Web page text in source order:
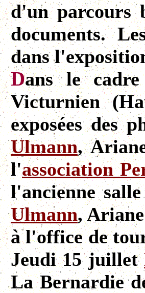
d'un parcours
documents.
dans
Dans le
Victurnien
exposées des
Ulmann,
l'association
l'ancienne
Ulmann,
à l'office de
Jeudi 15 juillet
La Bernardie